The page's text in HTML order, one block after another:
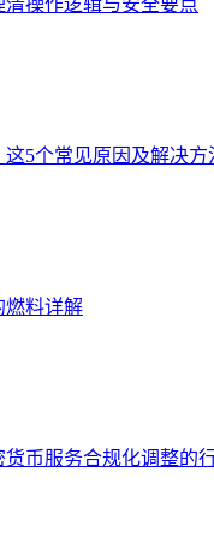
5个常见原因及解决方
燃料详解
币服务合规化调整的